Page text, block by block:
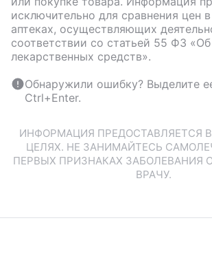
исключительно для сравнения цен
аптеках, осуществляющих
соответствии со статьей 55 ФЗ
лекарственных средств».
Обнаружили ошибку? Выделите
Ctrl+Enter.
ИНФОРМАЦИЯ ПРЕДОСТАВЛЯЕТСЯ
ЦЕЛЯХ. НЕ ЗАНИМАЙТЕСЬ
ПЕРВЫХ ПРИЗНАКАХ ЗАБОЛЕВАНИЯ
ВРАЧУ.